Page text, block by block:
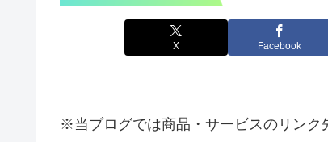
X Facebook
※当ブログでは商品・サービスのリンク